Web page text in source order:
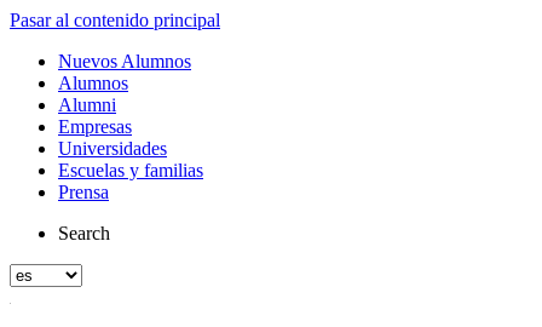
Pasar al contenido principal
Nuevos Alumnos
Alumnos
Alumni
Empresas
Universidades
Escuelas y familias
Prensa
Search